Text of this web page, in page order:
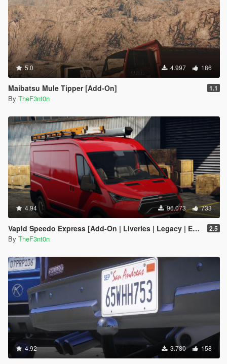
5.0 4.997 186
Maibatsu Mule Tipper [Add-On] 1.1
By TheF3nt0n
4.94 96.073 733
Vapid Speedo Express [Add-On | Liveries | Legacy | Enhanced] 2.5
By TheF3nt0n
4.92 3.780 158